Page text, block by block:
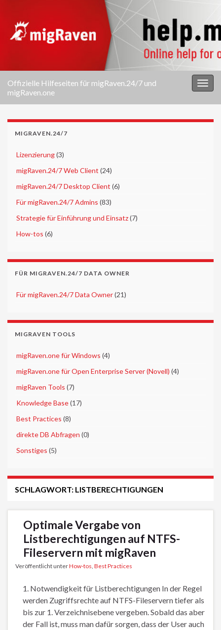
Offizielle Hilfeseiten für migRaven.24/7 und
migRaven.one
MIGRAVEN.24/7
Lizenzierung(3)
migRaven.24/7 Web Client (24)
migRaven.24/7 Desktop Client (6)
Für migRaven.24/7 Admins (83)
Strategie für Einführung und Einsatz(7)
How-tos (6)
FÜR MIGRAVEN.24/7 DATA OWNER
Für migRaven.24/7 Data Owner(21)
MIGRAVEN TOOLS
migRaven.one für Windows (4)
migRaven.one für Open Enterprise Server (Novell) (4)
migRaven Tools (7)
Knowledge Base(17)
Best Practices (8)
direkte DB Abfragen (0)
Sonstiges (5)
SCHLAGWORT: LISTBERECHTIGUNGEN
Optimale Vergabe von
Listberechtigungen auf NTFS-
Fileservern mit migRaven
Veröffentlicht unterHow-tos Best Practices
1. Notwendigkeit für Listberechtigungen In der Regel
werden Zugriffsrechte auf NTFS-Fileservern tiefer als
bis zur 1. Verzeichnisebene vergeben. Sobald das aber
der Fall ist, muss man dafür sorgen, dass der User auch